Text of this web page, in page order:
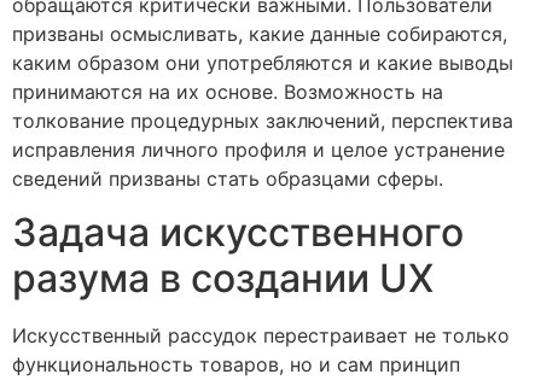
обращаются критически важными. Пользователи
призваны осмысливать, какие данные собираются,
каким образом они употребляются и какие выводы
принимаются на их основе. Возможность на
толкование процедурных заключений, перспектива
исправления личного профиля и целое устранение
сведений призваны стать образцами сферы.
Задача искусственного
разума в создании UX
Искусственный рассудок перестраивает не только
функциональность товаров, но и сам принцип